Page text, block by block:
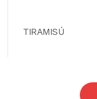
TIRAMISÚ